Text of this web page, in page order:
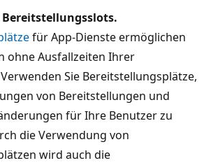
Bereitstellungsslots.
für App-Dienste ermöglichen
ohne Ausfallzeiten Ihrer
Sie Bereitstellungsplätze,
von Bereitstellungen und
für Ihre Benutzer zu
die Verwendung von
wird auch die